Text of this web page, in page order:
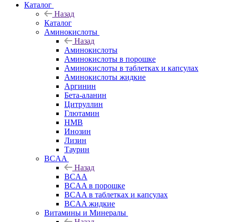
Каталог
Назад
Каталог
Аминокислоты
Назад
Аминокислоты
Аминокислоты в порошке
Аминокислоты в таблетках и капсулах
Аминокислоты жидкие
Аргинин
Бета-аланин
Цитруллин
Глютамин
HMB
Инозин
Лизин
Таурин
BCAA
Назад
BCAA
BCAA в порошке
BCAA в таблетках и капсулах
BCAA жидкие
Витамины и Минералы